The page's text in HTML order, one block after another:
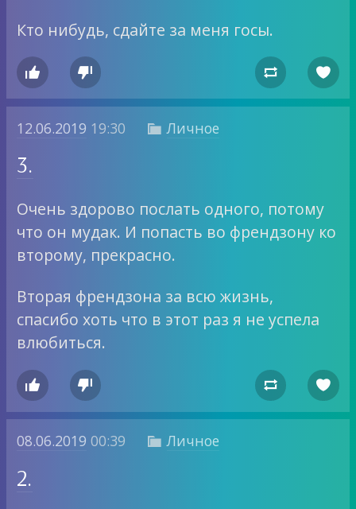
Кто нибудь, сдайте за меня госы.
   
12.06.2019 19:30  Личное
3.
Очень здорово послать одного, потому
что он мудак. И попасть во френдзону ко
второму, прекрасно.
Вторая френдзона за всю жизнь,
спасибо хоть что в этот раз я не успела
влюбиться.
   
08.06.2019 00:39  Личное
2.